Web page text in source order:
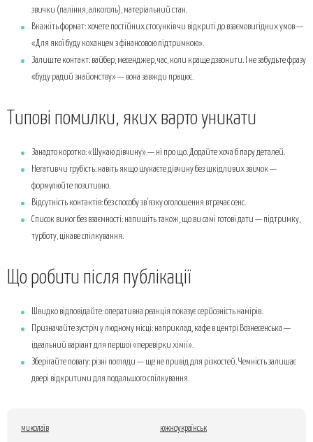
звички (паління, алкоголь), матеріальний стан.
Вкажіть формат: хочете постійних стосунків чи відкриті до взаємовигідних умов —
«Для якої буду коханцем з фінансовою підтримкою».
Залиште контакт: вайбер, месенджер, час, коли краще дзвонити. І не забудьте фразу
«буду радий знайомству» — вона завжди працює.
Типові помилки, яких варто уникати
Занадто коротко: «Шукаю дівчину» — ні про що. Додайте хоча б пару деталей.
Негатив чи грубість: навіть якщо шукаєте дівчину без шкідливих звичок —
формулюйте позитивно.
Відсутність контактів: без способу зв’язку оголошення втрачає сенс.
Список вимог без взаємності: напишіть також, що ви самі готові дати — підтримку,
турботу, цікаве спілкування.
Що робити після публікації
Швидко відповідайте: оперативна реакція показує серйозність намірів.
Призначайте зустріч у людному місці: наприклад, кафе в центрі Вознесенська —
ідеальний варіант для першої «перевірки хімії».
Зберігайте повагу: різні погляди — ще не привід для різкостей. Чемність залишає
двері відкритими для подальшого спілкування.
миколаїв южноукраїнськ